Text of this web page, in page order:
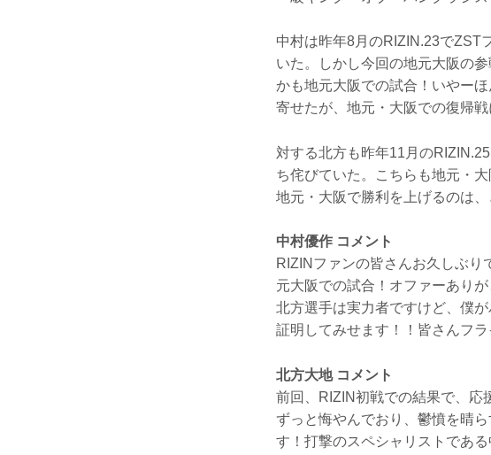
中村は昨年8月のRIZIN.23でZST
いた。しかし今回の地元大阪の
かも地元大阪での試合！いやー
寄せたが、地元・大阪での復帰
対する北方も昨年11月の
ち侘びていた。こちらも地元・
地元・大阪で勝利を上げるのは
中村優作 コメント
RIZINファンの皆さんお久しぶ
元大阪での試合！オファーあり
北方選手は実力者ですけど、僕
証明してみせます！！皆さんフ
北方大地 コメント
前回、RIZIN初戦での結果で、応
ずっと悔やんでおり、鬱憤を晴
す！打撃のスペシャリストであ